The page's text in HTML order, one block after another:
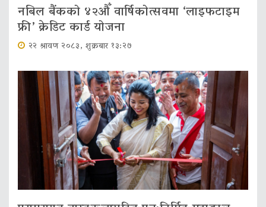
नबिल बैंकको ४२औँ वार्षिकोत्सवमा ‘लाइफटाइम
फ्री’ क्रेडिट कार्ड योजना
२२ श्रावण २०८३, शुक्रबार १३:२७